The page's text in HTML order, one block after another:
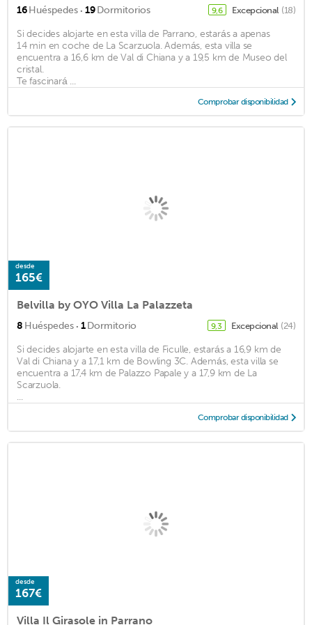
16Huéspedes · 19Dormitorios 9,6 Excepcional (18)
Si decides alojarte en esta villa de Parrano, estarás a apenas
14 min en coche de La Scarzuola. Además, esta villa se
encuentra a 16,6 km de Val di Chiana y a 19,5 km de Museo del
cristal.
Te fascinará ...
Comprobar disponibilidad
desde
165€
Belvilla by OYO Villa La Palazzeta
8 Huéspedes · 1Dormitorio 9,3 Excepcional (24)
Si decides alojarte en esta villa de Ficulle, estarás a 16,9 km de
Val di Chiana y a 17,1 km de Bowling 3C. Además, esta villa se
encuentra a 17,4 km de Palazzo Papale y a 17,9 km de La
Scarzuola.
...
Comprobar disponibilidad
desde
167€
Villa Il Girasole in Parrano